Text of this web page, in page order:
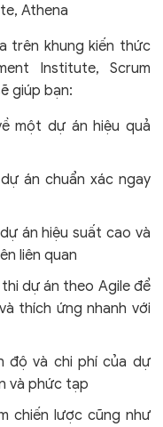
Athena
trên khung kiến thức
Institute, Scrum
giúp bạn:
một dự án hiệu quả
án chuẩn xác ngay
án hiệu suất cao và
liên quan
dự án theo Agile để
thích ứng nhanh với
độ và chi phí của dự
và phức tạp
chiến lược cũng như